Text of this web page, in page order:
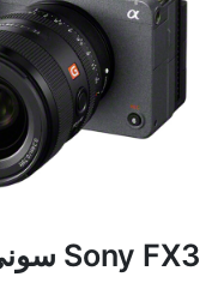
Sony FX3 سوني